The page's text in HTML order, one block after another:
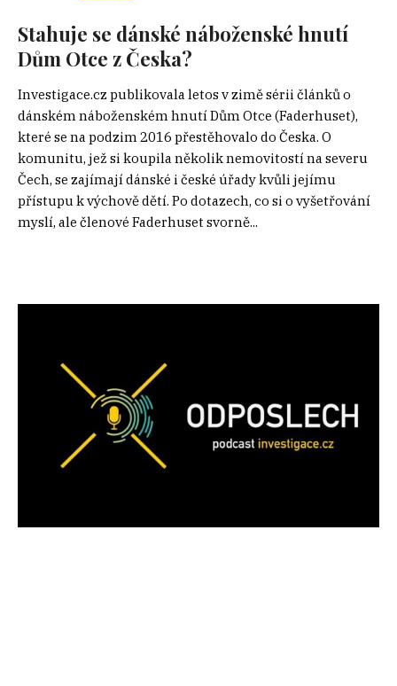
Stahuje se dánské náboženské hnutí
Dům Otce z Česka?
Investigace.cz publikovala letos v zimě sérii článků o
dánském náboženském hnutí Dům Otce (Faderhuset),
které se na podzim 2016 přestěhovalo do Česka. O
komunitu, jež si koupila několik nemovitostí na severu
Čech, se zajímají dánské i české úřady kvůli jejímu
přístupu k výchově dětí. Po dotazech, co si o vyšetřování
myslí, ale členové Faderhuset svorně...